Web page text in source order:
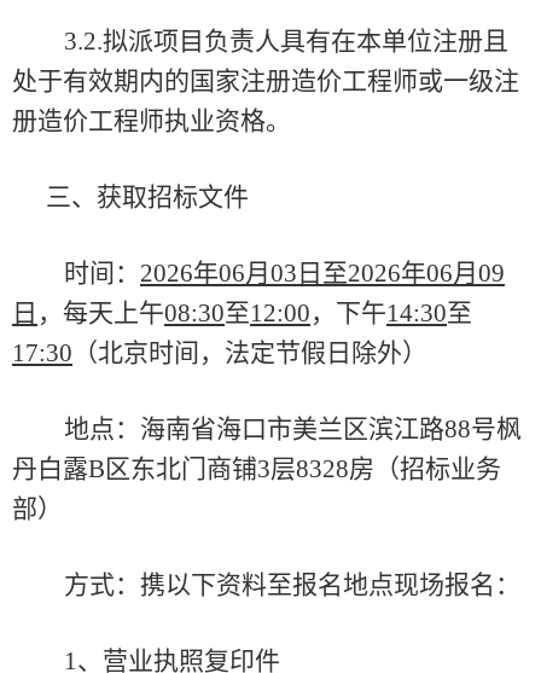
3.2.拟派项目负责人具有在本单位注册且
处于有效期内的国家注册造价工程师或一级注
册造价工程师执业资格。
三、获取招标文件
时间： 2026年06月 03 日至2026年06月 09
日 ，每天上午08:30至12:00，下午14:30至
17:30 （北京时间，法定节假日除外）
地点：海南省海口市美兰区滨江路88号枫
丹白露B区东北门商铺3层8328房（招标业务
部）
方式：携以下资料至报名地点现场报名：
1、营业执照复印件